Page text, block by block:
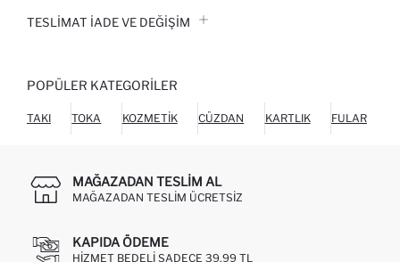
TESLIMAT İADE VE DEĞIŞIM
POPÜLER KATEGORILER
TAKI TOKA KOZMETIK CÜZDAN KARTLIK FULAR
MAĞAZADAN TESLIM AL
MAĞAZADAN TESLIM ÜCRETSIZ
KAPIDA ÖDEME
HIZMET BEDELI SADECE 39,99 TL